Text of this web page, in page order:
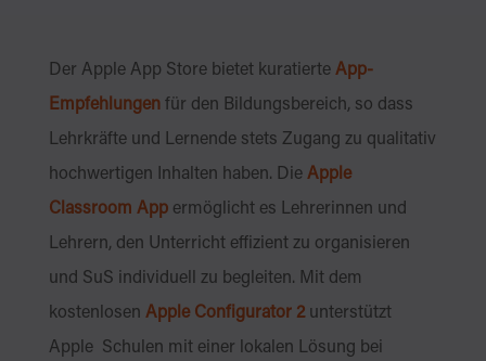
Der Apple App Store bietet kuratierte App-
Empfehlungenfür den Bildungsbereich, so dass
Lehrkräfte und Lernende stets Zugang zu qualitativ
hochwertigen Inhalten haben. Die Apple
Classroom Appermöglicht es Lehrerinnen und
Lehrern, den Unterricht effizient zu organisieren
und SuS individuell zu begleiten. Mit dem
kostenlosen Apple Configurator 2unterstützt
Apple Schulen mit einer lokalen Lösung bei